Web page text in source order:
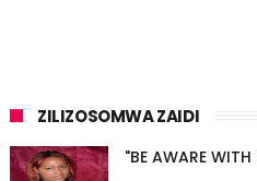
ZILIZOSOMWA ZAIDI
"BE AWARE WITH